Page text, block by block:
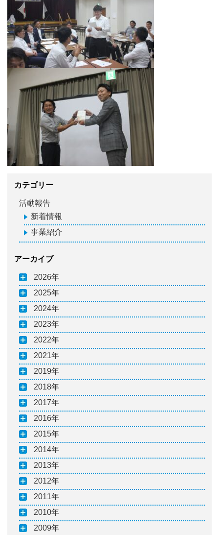
カテゴリー
活動報告
新着情報
事業紹介
アーカイブ
2026
2025
2024
2023
2022
2021
2019
2018
2017
2016
2015
2014
2013
2012
2011
2010
2009